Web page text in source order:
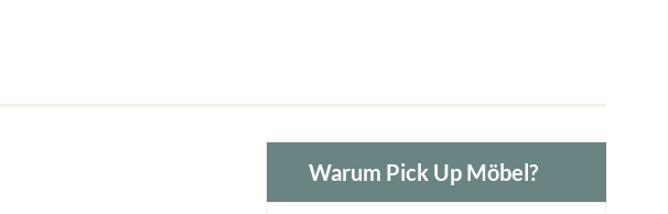
Warum Pick Up Möbel?